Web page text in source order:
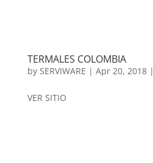
TERMALES COLOMBIA
by SERVIWARE | Apr 20, 2018|
VER SITIO